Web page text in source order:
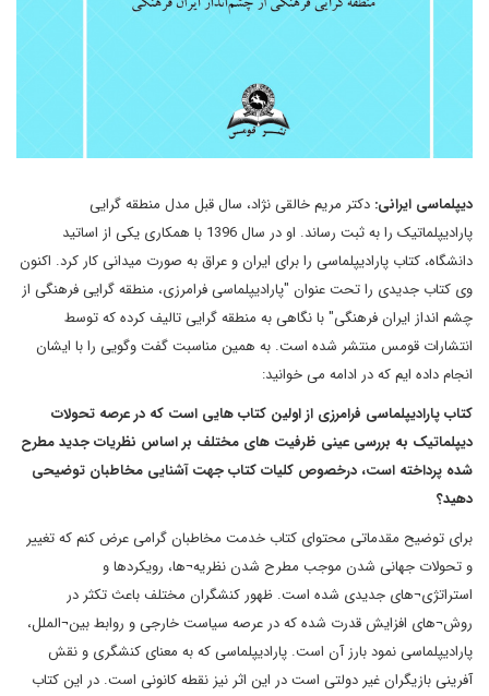
دیپلماسی ایرانی: دکتر مریم خالقی نژاد، سال قبل مدل منطقه گرایی
پارادیپلماتیک را به ثبت رساند. او در سال 1396 با همکاری یکی از اساتید
دانشگاه، کتاب پارادیپلماسی را برای ایران و عراق به صورت میدانی کار کرد. اکنون
وی کتاب جدیدی را تحت عنوان "پارادیپلماسی فرامرزی، منطقه گرایی فرهنگی از
چشم انداز ایران فرهنگی" با نگاهی به منطقه گرایی تالیف کرده که توسط
انتشارات قومس منتشر شده است. به همین مناسبت گفت وگویی را با ایشان
انجام داده ایم که در ادامه می خوانید:
کتاب پارادیپلماسی فرامرزی از اولین کتاب هایی است که در عرصه تحولات
دیپلماتیک به بررسی عینی ظرفیت های مختلف بر اساس نظریات جدید مطرح
شده پرداخته است، درخصوص کلیات کتاب جهت آشنایی مخاطبان توضیحی
دهید؟
برای توضیح مقدماتی محتوای کتاب خدمت مخاطبان گرامی عرض کنم که تغییر
و تحولات جهانی شدن موجب مطرح شدن نظریه¬ها، رویکردها و
استراتژی¬های جدیدی شده است. ظهور کنشگران مختلف باعث تکثر در
روش¬های افزایش قدرت شده که در عرصه سیاست خارجی و روابط بین¬الملل،
پارادیپلماسی نمود بارز آن است. پارادیپلماسی که به معنای کنشگری و نقش
آفرینی بازیگران غیر دولتی است در این اثر نیز نقطه کانونی است. در این کتاب